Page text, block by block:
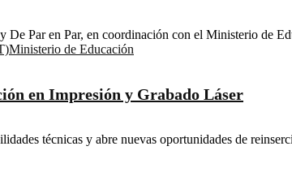
Par en Par, en coordinación con el Ministerio de
Ministerio de Educación
en Impresión y Grabado Láser
técnicas y abre nuevas oportunidades de